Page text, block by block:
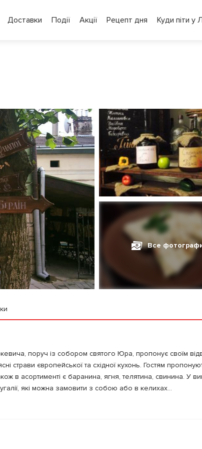
Доставки Події Акції Рецепт дня Куди піти у
Все
поруч із собором святого Юра, пропонує своїм
страви європейської та східної кухонь. Гостям
в асортименті є баранина, ягня, телятина, свинина. У
які можна замовити з собою або в келихах...